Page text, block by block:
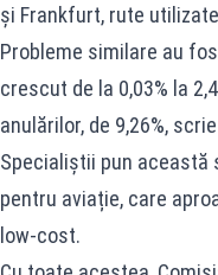
și Frankfurt, rute
Probleme similare au
crescut de la 0,03% la
anulărilor, de 9,26%, scrie
Specialiștii pun
pentru aviație, care
low-cost.